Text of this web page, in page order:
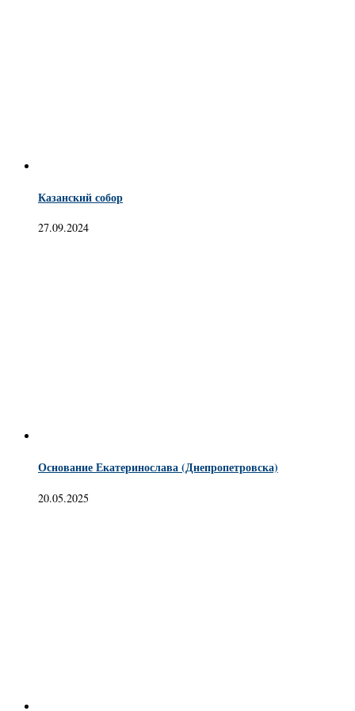
Казанский собор
27.09.2024
Основание Екатеринослава (Днепропетровска)
20.05.2025